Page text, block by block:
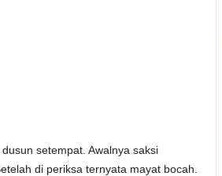
setempat. Awalnya saksi
di periksa ternyata mayat bocah.